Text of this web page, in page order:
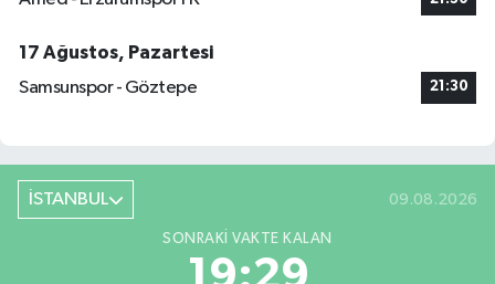
17 Ağustos, Pazartesi
Samsunspor - Göztepe
21:30
İSTANBUL 09.08.2026
SONRAKI VAKTE KALAN